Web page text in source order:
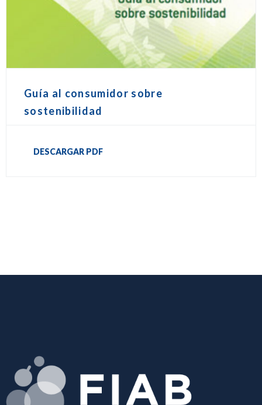
Guía al consumidor sobre
sostenibilidad
DESCARGAR PDF